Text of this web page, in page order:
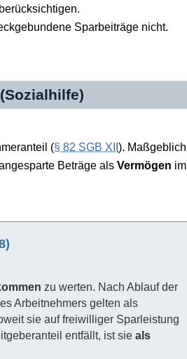
Sparbeiträge nicht.
(§ 82 SGB XII ). Maßgeblich
Beträge als Vermögen im
zu werten. Nach Ablauf der
Arbeitnehmers gelten als
sie auf freiwilliger Sparleistung
entfällt, ist sieals